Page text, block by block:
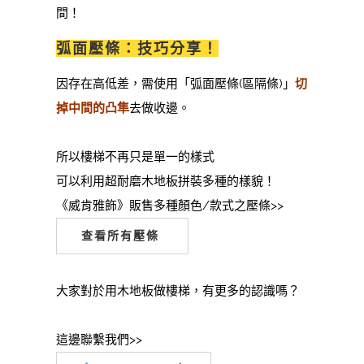
間！
弧面壓條：技巧分享！
因存在高低差，需使用「弧面壓條(區隔條)」 切
掉中間的凸隼去做收邊。
所以樓梯不再只是單一的樣式
可以利用超耐磨木地板拼裝多種的樣貌！
《威肯雅飾》販售多種顏色/款式之壓條>>
查看所有壓條
大家對於用木地板做樓梯，有更多的認識嗎？
這邊聯繫我們>>